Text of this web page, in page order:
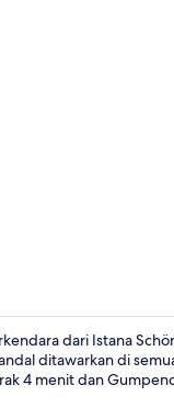
dari Istana
ditawarkan di
4 menit dan